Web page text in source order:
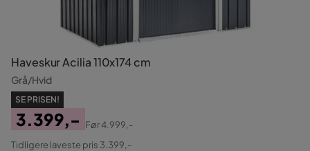
Haveskur Acilia 110x174 cm
Grå/Hvid
SE PRISEN!
Pris
3.399,-
Original
Før4.999,-
Tidligere laveste pris 3.399,-